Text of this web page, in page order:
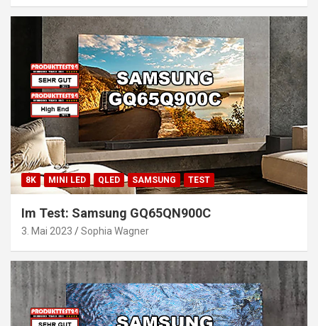
8K MINI LED QLED SAMSUNG TEST
Im Test: Samsung GQ65QN900C
3. Mai 2023 Sophia Wagner